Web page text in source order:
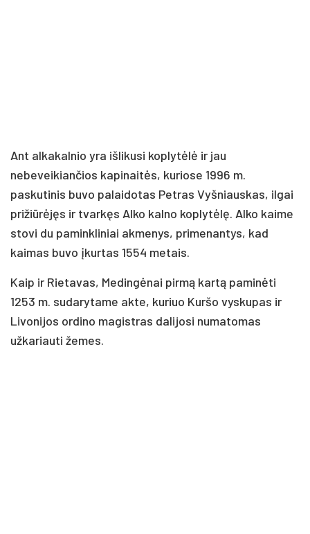
Ant alkakalnio yra išlikusi koplytėlė ir jau
nebeveikiančios kapinaitės, kuriose 1996 m.
paskutinis buvo palaidotas Petras Vyšniauskas, ilgai
prižiūrėjęs ir tvarkęs Alko kalno koplytėlę. Alko kaime
stovi du paminkliniai akmenys, primenantys, kad
kaimas buvo įkurtas 1554 metais.
Kaip ir Rietavas, Medingėnai pirmą kartą paminėti
1253 m. sudarytame akte, kuriuo Kuršo vyskupas ir
Livonijos ordino magistras dalijosi numatomas
užkariauti žemes.